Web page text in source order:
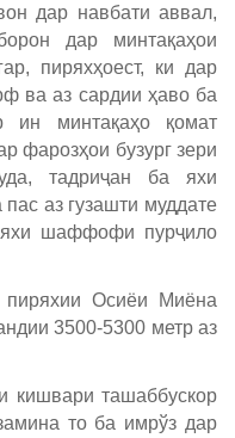
дар навбати аввал,
дар минтақаҳои
пиряхҳоест, ки дар
ва аз сардии ҳаво ба
минтақаҳо қомат
фарозҳои бузург зери
тадриҷан ба яхи
аз гузашти муддате
яхи шаффофи пурҷило
пиряхии Осиёи Миёна
3500-5300 метр аз
кишвари ташаббускор
то ба имрўз дар